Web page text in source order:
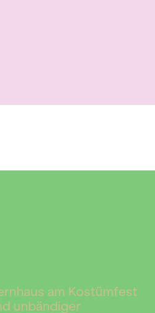
am Kostümfest
unbändiger